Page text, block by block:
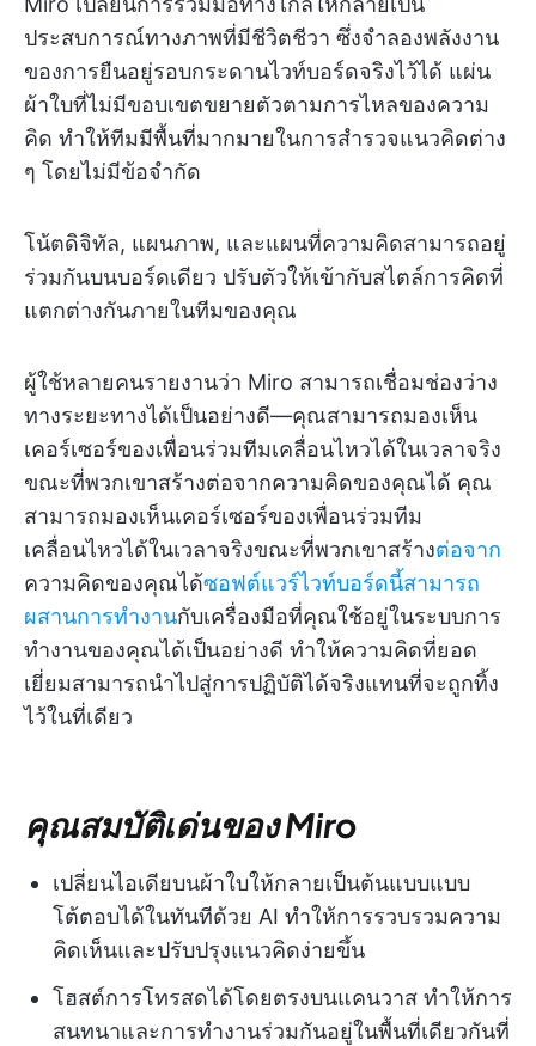
ประสบการณ์ทางภาพที่มีชีวิตชีวา ซึ่งจำลองพลังงาน
ของการยืนอยู่รอบกระดานไวท์บอร์ดจริงไว้ได้ แผ่น
ผ้าใบที่ไม่มีขอบเขตขยายตัวตามการไหลของความ
คิด ทำให้ทีมมีพื้นที่มากมายในการสำรวจแนวคิดต่าง
ๆ โดยไม่มีข้อจำกัด
โน้ตดิจิทัล, แผนภาพ, และแผนที่ความคิดสามารถอยู่
ร่วมกันบนบอร์ดเดียว ปรับตัวให้เข้ากับสไตล์การคิดที่
แตกต่างกันภายในทีมของคุณ
ผู้ใช้หลายคนรายงานว่า Miro สามารถเชื่อมช่องว่าง
ทางระยะทางได้เป็นอย่างดี—คุณสามารถมองเห็น
เคอร์เซอร์ของเพื่อนร่วมทีมเคลื่อนไหวได้ในเวลาจริง
ขณะที่พวกเขาสร้างต่อจากความคิดของคุณได้ คุณ
สามารถมองเห็นเคอร์เซอร์ของเพื่อนร่วมทีม
เคลื่อนไหวได้ในเวลาจริงขณะที่พวกเขาสร้างต่อจาก
ความคิดของคุณได้ซอฟต์แวร์ไวท์บอร์ดนี้สามารถ
ผสานการทำงานกับเครื่องมือที่คุณใช้อยู่ในระบบการ
ทำงานของคุณได้เป็นอย่างดี ทำให้ความคิดที่ยอด
เยี่ยมสามารถนำไปสู่การปฏิบัติได้จริงแทนที่จะถูกทิ้ง
ไว้ในที่เดียว
คุณสมบัติเด่นของ Miro
เปลี่ยนไอเดียบนผ้าใบให้กลายเป็นต้นแบบแบบ
โต้ตอบได้ในทันทีด้วย AI ทำให้การรวบรวมความ
คิดเห็นและปรับปรุงแนวคิดง่ายขึ้น
โฮสต์การโทรสดได้โดยตรงบนแคนวาส ทำให้การ
สนทนาและการทำงานร่วมกันอยู่ในพื้นที่เดียวกันที่